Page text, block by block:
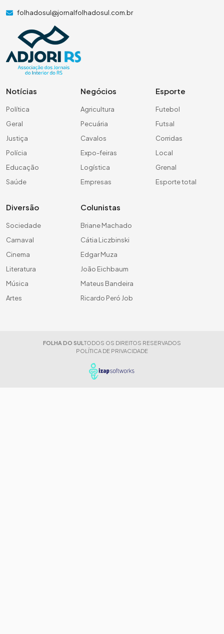
folhadosul@jornalfolhadosul.com.br
Notícias
Política
Geral
Justiça
Polícia
Educação
Saúde
Negócios
Agricultura
Pecuária
Cavalos
Expo-feiras
Logística
Empresas
Esporte
Futebol
Futsal
Corridas
Local
Grenal
Esporte total
Diversão
Sociedade
Carnaval
Cinema
Literatura
Música
Artes
Colunistas
Briane Machado
Cátia Liczbinski
Edgar Muza
João Eichbaum
Mateus Bandeira
Ricardo Peró Job
FOLHA DO SUL TODOS OS DIREITOS RESERVADOS
POLÍTICA DE PRIVACIDADE